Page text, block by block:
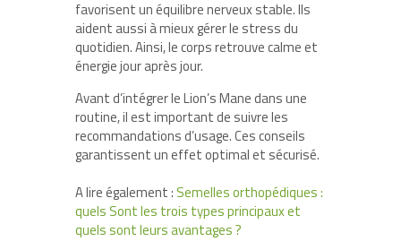
favorisent un équilibre nerveux stable. Ils
aident aussi à mieux gérer le stress du
quotidien. Ainsi, le corps retrouve calme et
énergie jour après jour.
Avant d’intégrer le Lion’s Mane dans une
routine, il est important de suivre les
recommandations d’usage. Ces conseils
garantissent un effet optimal et sécurisé.
A lire également : Semelles orthopédiques :
quels Sont les trois types principaux et
quels sont leurs avantages ?